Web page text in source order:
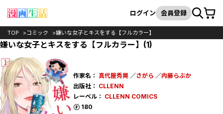
検索
ログイン 会員登録カート
TOP コミック 嫌いな女子とキスをする【フルカラー】
嫌いな女子とキスをする【フルカラー】(1)
作家名： 真代屋秀晃／さがら ／内藤らぶか
出版社： CLLENN
レーベル： CLLENN COMICS
180
ポイント